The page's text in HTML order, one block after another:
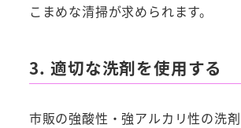
こまめな清掃が求められます。
3. 適切な洗剤を使用する
市販の強酸性・強アルカリ性の洗